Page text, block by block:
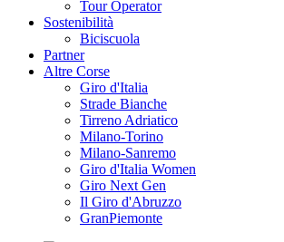
Tour Operator
Sostenibilità
Biciscuola
Partner
Altre Corse
Giro d'Italia
Strade Bianche
Tirreno Adriatico
Milano-Torino
Milano-Sanremo
Giro d'Italia Women
Giro Next Gen
Il Giro d'Abruzzo
GranPiemonte